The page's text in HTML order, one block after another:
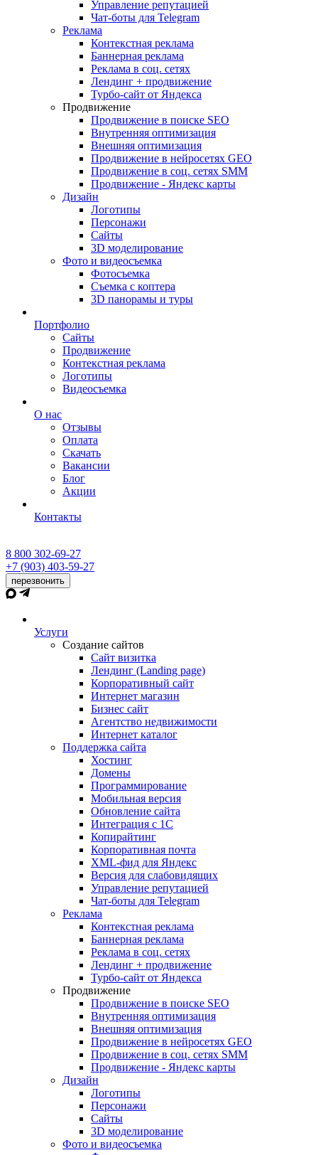
Управление репутацией
Чат-боты для Telegram
Реклама
Контекстная реклама
Баннерная реклама
Реклама в соц. сетях
Лендинг + продвижение
Турбо-сайт от Яндекса
Продвижение
Продвижение в поиске SEO
Внутренняя оптимизация
Внешняя оптимизация
Продвижение в нейросетях GEO
Продвижение в соц. сетях SMM
Продвижение - Яндекс карты
Дизайн
Логотипы
Персонажи
Сайты
3D моделирование
Фото и видеосъемка
Фотосъемка
Съемка с коптера
3D панорамы и туры
Портфолио
Сайты
Продвижение
Контекстная реклама
Логотипы
Видеосъемка
О нас
Отзывы
Оплата
Скачать
Вакансии
Блог
Акции
Контакты
8 800 302-69-27
+7 (903) 403-59-27
перезвонить
Услуги
Создание сайтов
Сайт визитка
Лендинг (Landing page)
Корпоративный сайт
Интернет магазин
Бизнес сайт
Агентство недвижимости
Интернет каталог
Поддержка сайта
Хостинг
Домены
Программирование
Мобильная версия
Обновление сайта
Интеграция с 1С
Копирайтинг
Корпоративная почта
XML-фид для Яндекс
Версия для слабовидящих
Управление репутацией
Чат-боты для Telegram
Реклама
Контекстная реклама
Баннерная реклама
Реклама в соц. сетях
Лендинг + продвижение
Турбо-сайт от Яндекса
Продвижение
Продвижение в поиске SEO
Внутренняя оптимизация
Внешняя оптимизация
Продвижение в нейросетях GEO
Продвижение в соц. сетях SMM
Продвижение - Яндекс карты
Дизайн
Логотипы
Персонажи
Сайты
3D моделирование
Фото и видеосъемка